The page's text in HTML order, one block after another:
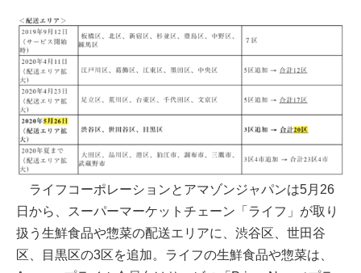
ライフコーポレーションとアマゾンジャパンは5月26
日から、スーパーマーケットチェーン「ライフ」が取り
扱う生鮮食品や惣菜の配送エリアに、渋谷区、世田谷
区、目黒区の3区を追加。ライフの生鮮食品や惣菜は、